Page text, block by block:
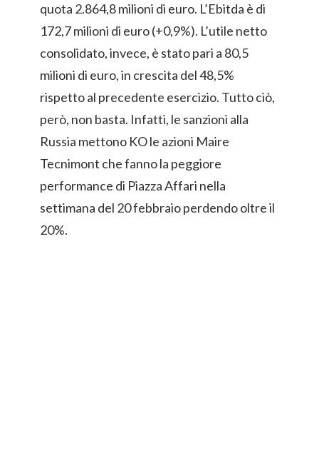
quota 2.864,8 milioni di euro. L’Ebitda è di
172,7 milioni di euro (+0,9%). L’utile netto
consolidato, invece, è stato pari a 80,5
milioni di euro, in crescita del 48,5%
rispetto al precedente esercizio. Tutto ciò,
però, non basta. Infatti, le sanzioni alla
Russia mettono KO le azioni Maire
Tecnimont che fanno la peggiore
performance di Piazza Affari nella
settimana del 20 febbraio perdendo oltre il
20%.